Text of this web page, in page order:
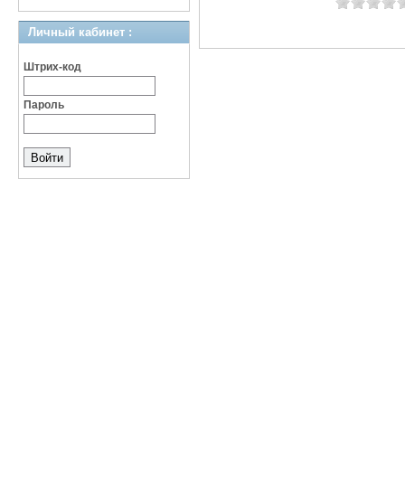
Личный кабинет :
Штрих-код
Пароль